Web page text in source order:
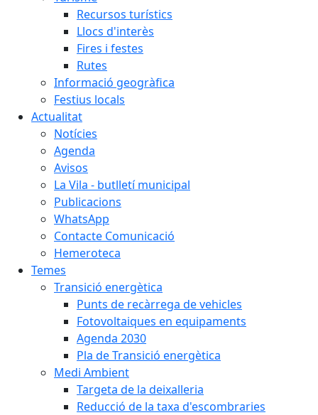
Recursos turístics
Llocs d'interès
Fires i festes
Rutes
Informació geogràfica
Festius locals
Actualitat
Notícies
Agenda
Avisos
La Vila - butlletí municipal
Publicacions
WhatsApp
Contacte Comunicació
Hemeroteca
Temes
Transició energètica
Punts de recàrrega de vehicles
Fotovoltaiques en equipaments
Agenda 2030
Pla de Transició energètica
Medi Ambient
Targeta de la deixalleria
Reducció de la taxa d'escombraries